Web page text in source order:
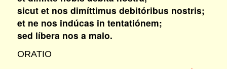
sicut et nos dimíttimus debitóribus nostris;
et ne nos indúcas in tentatiónem;
sed líbera nos a malo.
ORATIO